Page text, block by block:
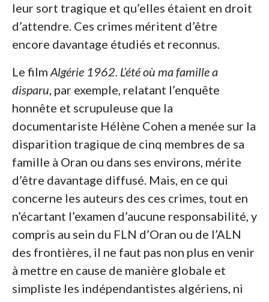
leur sort tragique et qu’elles étaient en droit
d’attendre. Ces crimes méritent d’être
encore davantage étudiés et reconnus.
Le film Algérie 1962. L’été où ma famille a
disparu, par exemple, relatant l’enquête
honnête et scrupuleuse que la
documentariste Hélène Cohen a menée sur la
disparition tragique de cinq membres de sa
famille à Oran ou dans ses environs, mérite
d’être davantage diffusé. Mais, en ce qui
concerne les auteurs des ces crimes, tout en
n’écartant l’examen d’aucune responsabilité, y
compris au sein du FLN d’Oran ou de l’ALN
des frontières, il ne faut pas non plus en venir
à mettre en cause de manière globale et
simpliste les indépendantistes algériens, ni